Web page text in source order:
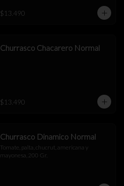
$13.490
Churrasco Chacarero Normal
$13.490
Churrasco Dinamico Normal
Tomate, palta, chucrut, americana y
mayonesa, 200 Gr.